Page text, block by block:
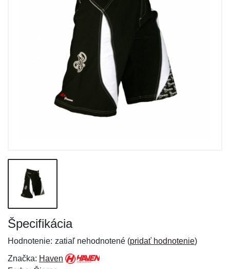
Špecifikácia
Hodnotenie: zatiaľ nehodnotené (pridať hodnotenie)
Značka: Haven